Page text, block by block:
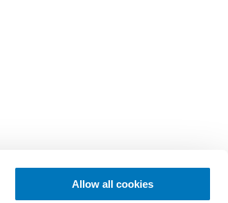
Allow all cookies